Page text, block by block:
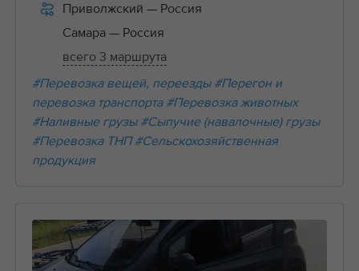
Приволжский — Россия
Самара — Россия
всего 3 маршрута
#Перевозка вещей, переезды #Перегон и
перевозка транспорта #Перевозка животных
#Наливные грузы #Сыпучие (навалочные) грузы
#Перевозка ТНП #Сельскохозяйственная
продукция